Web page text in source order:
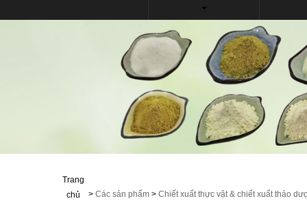
Trang
chủ
> Các sản phẩm > Chiết xuất thực vật & chiết xuất thảo